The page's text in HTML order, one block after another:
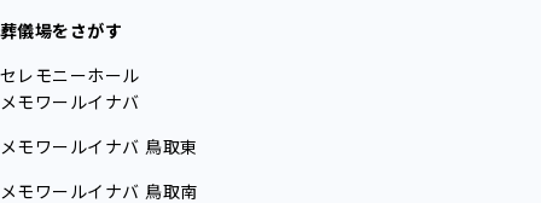
葬儀場をさがす
セレモニーホール
メモワールイナバ
メモワールイナバ 鳥取東
メモワールイナバ 鳥取南